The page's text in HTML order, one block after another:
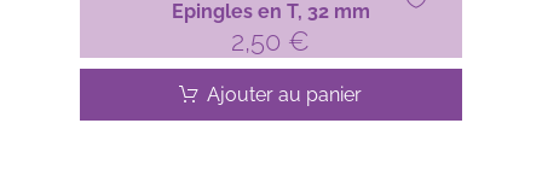
Epingles en T, 32 mm
2,50 €
Ajouter au panier